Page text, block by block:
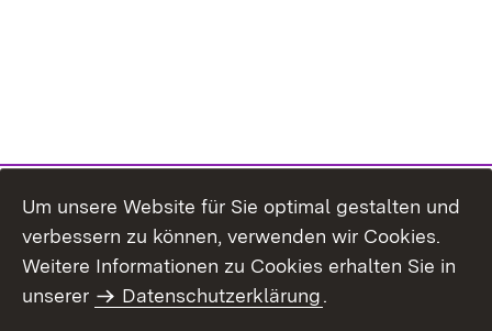
Themenübersicht
Um unsere Website für Sie optimal gestalten und
verbessern zu können, verwenden wir Cookies.
Weitere Informationen zu Cookies erhalten Sie in
unserer
Datenschutzerklärung.